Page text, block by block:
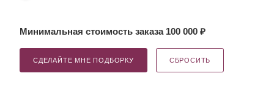
Минимальная стоимость заказа 100 000 ₽
СДЕЛАЙТЕ МНЕ ПОДБОРКУ СБРОСИТЬ